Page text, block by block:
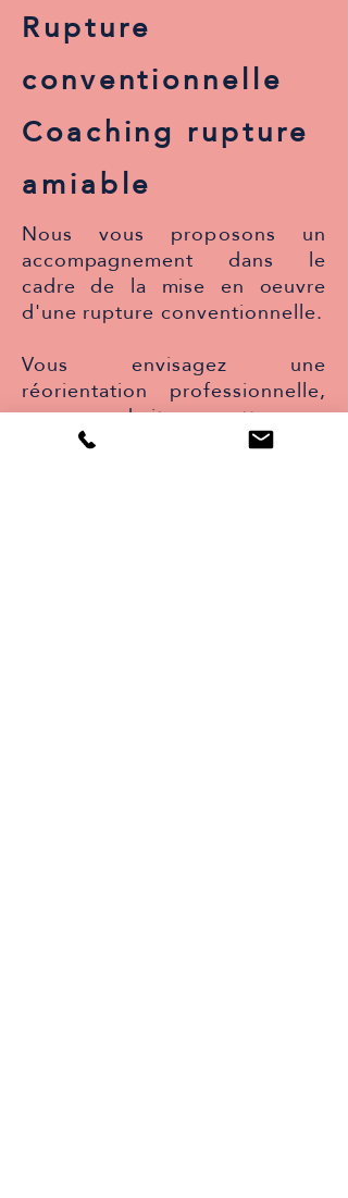
Rupture
conventionnelle
Coaching rupture
amiable
Nous vous proposons un
accompagnement dans le
cadre de la mise en oeuvre
d'une rupture conventionnelle.
Vous envisagez une
réorientation professionnelle,
vous souhaitez mettre un
terme à votre relation de